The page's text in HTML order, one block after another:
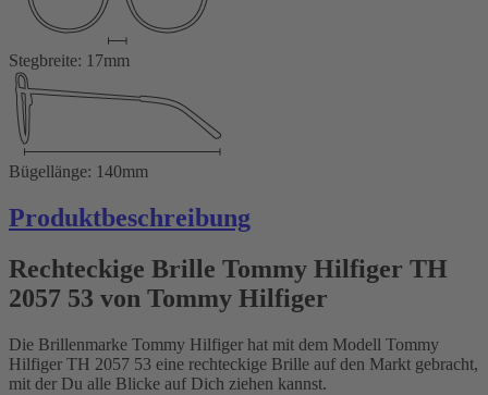
Stegbreite: 17mm
Bügellänge: 140mm
Produktbeschreibung
Rechteckige Brille Tommy Hilfiger TH
2057 53 von Tommy Hilfiger
Die Brillenmarke Tommy Hilfiger hat mit dem Modell Tommy
Hilfiger TH 2057 53 eine rechteckige Brille auf den Markt gebracht,
mit der Du alle Blicke auf Dich ziehen kannst.